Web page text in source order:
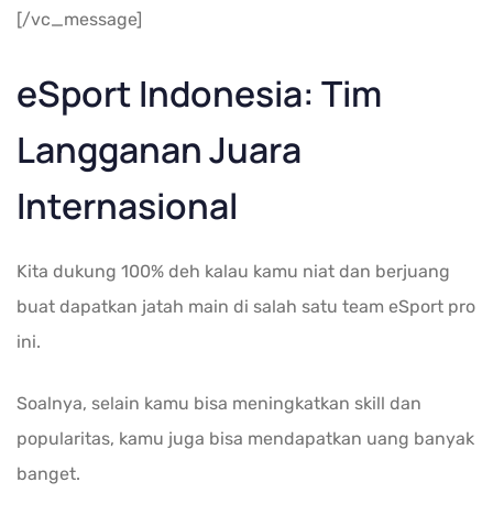
[/vc_message]
eSport Indonesia: Tim
Langganan Juara
Internasional
Kita dukung 100% deh kalau kamu niat dan berjuang
buat dapatkan jatah main di salah satu team eSport pro
ini.
Soalnya, selain kamu bisa meningkatkan skill dan
popularitas, kamu juga bisa mendapatkan uang banyak
banget.